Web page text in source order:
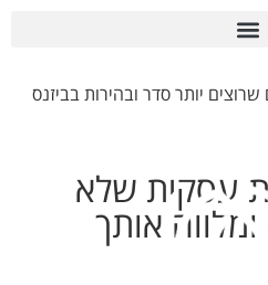
יותר סדר ובהירות בביזנס
עסקית שלא
אותך